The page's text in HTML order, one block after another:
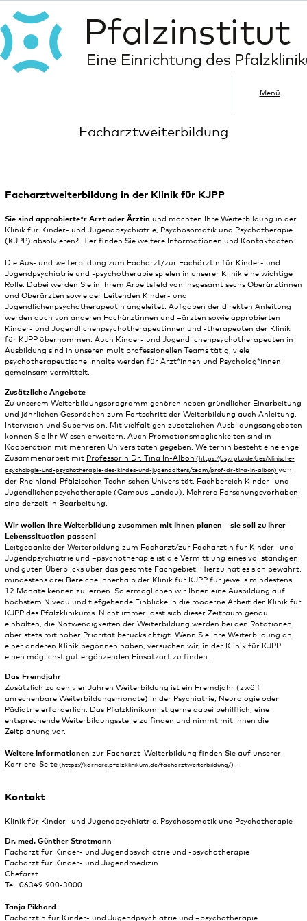
Menü
Facharztweiterbildung
Facharztweiterbildung in der Klinik für KJPP
Sie sind approbierte*r Arzt oder Ärztin und möchten Ihre Weiterbildung in der
Klinik für Kinder- und Jugendpsychiatrie, Psychosomatik und Psychotherapie
(KJPP) absolvieren? Hier finden Sie weitere Informationen und Kontaktdaten.
Die Aus- und weiterbildung zum Facharzt/zur Fachärztin für Kinder- und
Jugendpsychiatrie und -psychotherapie spielen in unserer Klinik eine wichtige
Rolle. Dabei werden Sie in Ihrem Arbeitsfeld von insgesamt sechs Oberärztinnen
und Oberärzten sowie der Leitenden Kinder- und
Jugendlichenpsychotherapeutin angeleitet. Aufgaben der direkten Anleitung
werden auch von anderen Fachärztinnen und –ärzten sowie approbierten
Kinder- und Jugendlichenpsychotherapeutinnen und -therapeuten der Klinik
für KJPP übernommen. Auch Kinder- und Jugendlichenpsychotherapeuten in
Ausbildung sind in unseren multiprofessionellen Teams tätig, viele
psychotherapeutische Inhalte werden für Ärzt*innen und Psycholog*innen
gemeinsam vermittelt.
Zusätzliche Angebote
Zu unserem Weiterbildungsprogramm gehören neben gründlicher Einarbeitung
und jährlichen Gesprächen zum Fortschritt der Weiterbildung auch Anleitung,
Intervision und Supervision. Mit vielfältigen zusätzlichen Ausbildungsangeboten
können Sie Ihr Wissen erweitern. Auch Promotionsmöglichkeiten sind in
Kooperation mit mehreren Universitäten gegeben. Weiterhin besteht eine enge
Zusammenarbeit mit Professorin Dr. Tina In-Albon
von
der Rheinland-Pfälzischen Technischen Universität, Fachbereich Kinder- und
Jugendlichenpsychotherapie (Campus Landau). Mehrere Forschungsvorhaben
sind derzeit in Bearbeitung.
Wir wollen Ihre Weiterbildung zusammen mit Ihnen planen – sie soll zu Ihrer
Lebenssituation passen!
Leitgedanke der Weiterbildung zum Facharzt/zur Fachärztin für Kinder- und
Jugendpsychiatrie und –psychotherapie ist die Vermittlung eines vollständigen
und guten Überblicks über das gesamte Fachgebiet. Hierzu hat es sich bewährt,
mindestens drei Bereiche innerhalb der Klinik für KJPP für jeweils mindestens
12 Monate kennen zu lernen. So ermöglichen wir Ihnen eine Ausbildung auf
höchstem Niveau und tiefgehende Einblicke in die moderne Arbeit der Klinik für
KJPP des Pfalzklinikums. Nicht immer lässt sich dieser Zeitraum genau
einhalten, die Notwendigkeiten der Weiterbildung werden bei den Rotationen
aber stets mit hoher Priorität berücksichtigt. Wenn Sie Ihre Weiterbildung an
einer anderen Klinik begonnen haben, versuchen wir, in der Klinik für KJPP
einen möglichst gut ergänzenden Einsatzort zu finden.
Das Fremdjahr
Zusätzlich zu den vier Jahren Weiterbildung ist ein Fremdjahr (zwölf
anrechenbare Weiterbildungsmonate) in der Psychiatrie, Neurologie oder
Pädiatrie erforderlich. Das Pfalzklinikum ist gerne dabei behilflich, eine
entsprechende Weiterbildungsstelle zu finden und nimmt mit Ihnen die
Zeitplanung vor.
Weitere Informationen zur Facharzt-Weiterbildung finden Sie auf unserer
Karriere-Seite
.
Kontakt
Klinik für Kinder- und Jugendpsychiatrie, Psychosomatik und Psychotherapie
Dr. med. Günther Stratmann
Facharzt für Kinder- und Jugendpsychiatrie und -psychotherapie
Facharzt für Kinder- und Jugendmedizin
Chefarzt
Tel. 06349 900-3000
Tanja Pikhard
Fachärztin für Kinder- und Jugendpsychiatrie und –psychotherapie